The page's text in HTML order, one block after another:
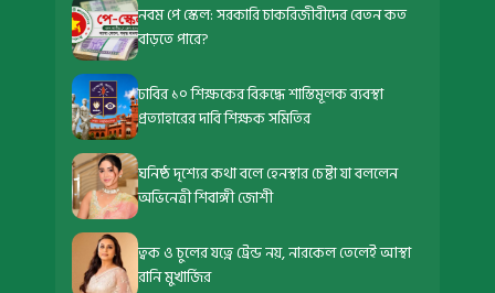
নবম পে স্কেল: সরকারি চাকরিজীবীদের বেতন কত
বাড়তে পারে?
ঢাবির ১০ শিক্ষকের বিরুদ্ধে শাস্তিমূলক ব্যবস্থা
প্রত্যাহারের দাবি শিক্ষক সমিতির
ঘনিষ্ঠ দৃশ্যের কথা বলে হেনস্থার চেষ্টা যা বললেন
অভিনেত্রী শিবাঙ্গী জোশী
ত্বক ও চুলের যত্নে ট্রেন্ড নয়, নারকেল তেলেই আস্থা
রানি মুখার্জির